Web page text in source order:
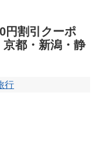
円割引クーポ
都・新潟・静
行